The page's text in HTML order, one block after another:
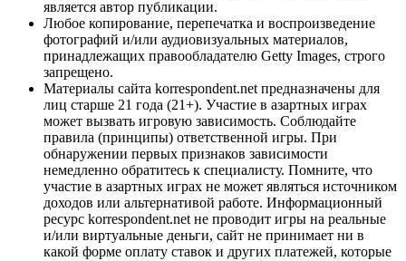
является автор публикации.
Любое копирование, перепечатка и воспроизведение
фотографий и/или аудиовизуальных материалов,
принадлежащих правообладателю Getty Images, строго
запрещено.
Материалы сайта korrespondent.net предназначены для
лиц старше 21 года (21+). Участие в азартных играх
может вызвать игровую зависимость. Соблюдайте
правила (принципы) ответственной игры. При
обнаружении первых признаков зависимости
немедленно обратитесь к специалисту. Помните, что
участие в азартных играх не может являться источником
доходов или альтернативой работе. Информационный
ресурс korrespondent.net не проводит игры на реальные
и/или виртуальные деньги, сайт не принимает ни в
какой форме оплату ставок и других платежей, которые